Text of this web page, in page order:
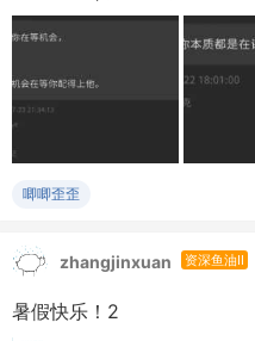
唧唧歪歪
zhangjinxuan 资深鱼油II
暑假快乐！2